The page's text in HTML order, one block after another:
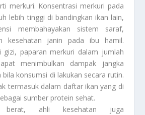
merkuri. Konsentrasi merkuri pada
lebih tinggi di bandingkan ikan lain,
membahayakan sistem saraf,
kesehatan janin pada ibu hamil.
gizi, paparan merkuri dalam jumlah
menimbulkan dampak jangka
konsumsi di lakukan secara rutin.
termasuk dalam daftar ikan yang di
sumber protein sehat.
berat, ahli kesehatan juga